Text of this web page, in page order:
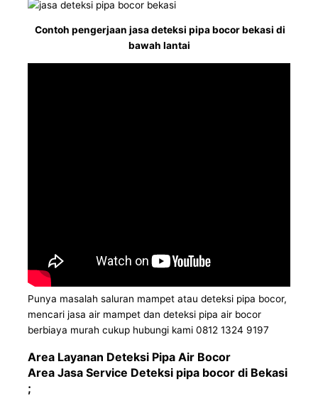
Contoh pengerjaan jasa deteksi pipa bocor bekasi di
bawah lantai
Punya masalah saluran mampet atau deteksi pipa bocor,
mencari jasa air mampet dan deteksi pipa air bocor
berbiaya murah cukup hubungi kami 0812 1324 9197
Area Layanan Deteksi Pipa Air Bocor
Area Jasa Service Deteksi pipa bocor di Bekasi
;